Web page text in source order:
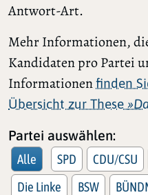
Antwort-Art.
Mehr Informationen,
Kandidaten pro Partei
Informationenfinden
Übersicht zur These
Partei auswählen:
Alle SPD CDU/CSU
Die Linke
BSW